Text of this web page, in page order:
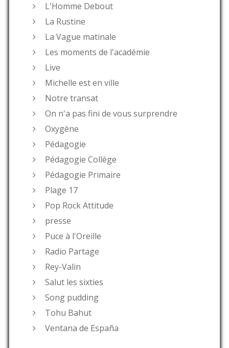
L'Homme Debout
La Rustine
La Vague matinale
Les moments de l'académie
Live
Michelle est en ville
Notre transat
On n'a pas fini de vous surprendre
Oxygène
Pédagogie
Pédagogie Collège
Pédagogie Primaire
Plage 17
Pop Rock Attitude
presse
Puce à l'Oreille
Radio Partage
Rey-Valin
Salut les sixties
Song pudding
Tohu Bahut
Ventana de España